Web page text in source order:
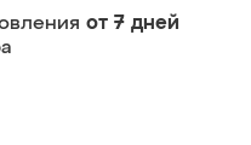
от 7 дней